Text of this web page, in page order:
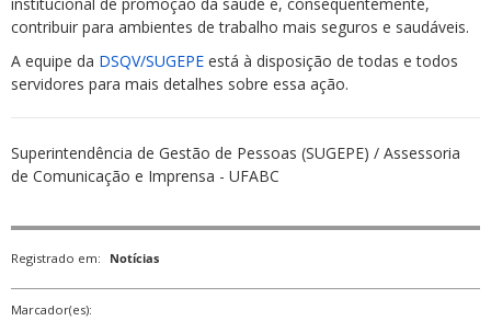
contribuir para ambientes de trabalho mais seguros e saudáveis.
A equipe da DSQV/SUGEPE está à disposição de todas e todos
servidores para mais detalhes sobre essa ação.
Superintendência de Gestão de Pessoas (SUGEPE) / Assessoria
de Comunicação e Imprensa - UFABC
Registrado em: Notícias
Marcador(es):